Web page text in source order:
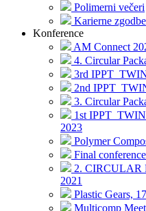
Polimerni večeri
Karierne
Konference
AM Connect
4. Circular
3rd
2nd
3. Circular
1st
2023
Polymer
Final
2. CIRCULAR
2021
Plastic Gears,
Multicomp